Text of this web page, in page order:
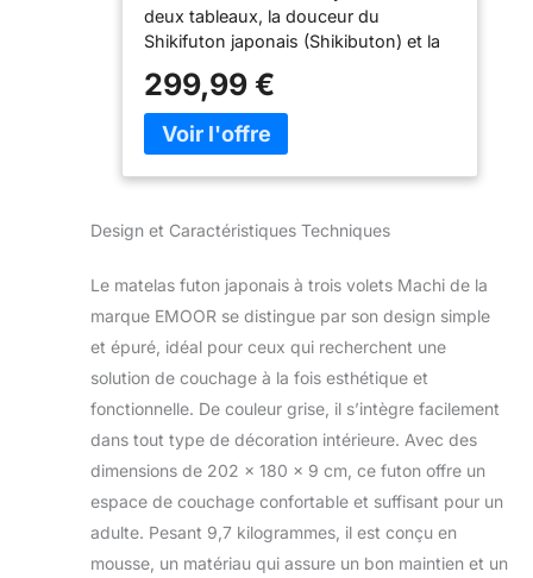
Élastiques Soufflet Lavable Lit
D'invité Sol Couchage Tatami
deux tableaux, la douceur du
Shikifuton japonais (Shikibuton) et la
type à trois volets est maintenant
disponible pour la série de futons
MACHI (Gusset) bien vendue
PRODUIT] DIMENSIONS : Matelas –
(70,87x39,37x79,53x3,54po) / Une
fois plié en 3, 180x67x27cm
(70,87x26,38x10,63po), Coussin
MATÉRIAUX : Tissu extérieur – 100 %
polyester, Coussinets intérieurs en
fibres – 100 % polyester (380 g/m2),
Coussinet intérieur en uréthane – 5cm
(2po) Mousse d'uréthane haute
résilience (30D/185N) [PLIABLE,
STOCKABLE ET CONFORTABLE] Tri-
pliable, facile à transporter ou à
299,99 €
Design et Caractéristiques Techniques
Le matelas futon japonais à trois volets Machi de la
marque EMOOR se distingue par son design simple
et épuré, idéal pour ceux qui recherchent une
solution de couchage à la fois esthétique et
fonctionnelle. De couleur grise, il s’intègre facilement
dans tout type de décoration intérieure. Avec des
dimensions de 202 x 180 x 9 cm, ce futon offre un
espace de couchage confortable et suffisant pour un
adulte. Pesant 9,7 kilogrammes, il est conçu en
mousse, un matériau qui assure un bon maintien et un